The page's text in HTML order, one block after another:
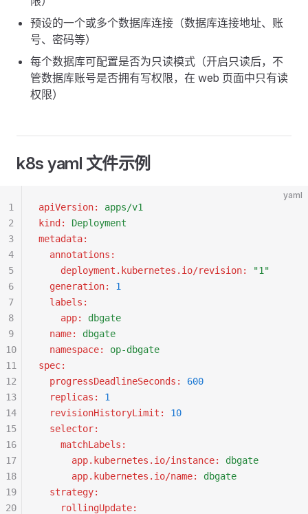
预设的一个或多个数据库连接（数据库连接地址、账
号、密码等）
每个数据库可配置是否为只读模式（开启只读后，不
管数据库账号是否拥有写权限，在 web 页面中只有读
权限）
k8s yaml 文件示例
yaml
apiVersion:
apps/v1
kind :
Deployment
metadata:
  annotations
:
    deployment.kubernetes.io/revision
:
"1"
  generation
:
1
  labels
:
    app
:
dbgate
  name
:
dbgate
  namespace
:
op-dbgate
spec:
  progressDeadlineSeconds
:
600
  replicas
:
1
  revisionHistoryLimit
:
10
  selector
:
    matchLabels
:
      app.kubernetes.io/instance
:
dbgate
      app.kubernetes.io/name
:
dbgate
  strategy
:
    rollingUpdate
:
1
2
3
4
5
6
7
8
9
10
11
12
13
14
15
16
17
18
19
20